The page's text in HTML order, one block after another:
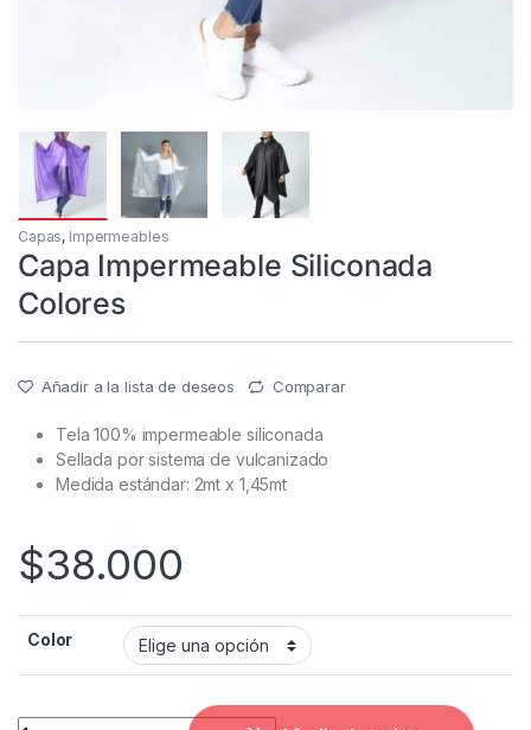
Capas, Impermeables
Capa Impermeable Siliconada
Colores
Añadir a la lista de deseos Comparar
Tela 100% impermeable siliconada
Sellada por sistema de vulcanizado
Medida estándar: 2mt x 1,45mt
$38.000
Color
Capa Impermeable Siliconada Colores quantity